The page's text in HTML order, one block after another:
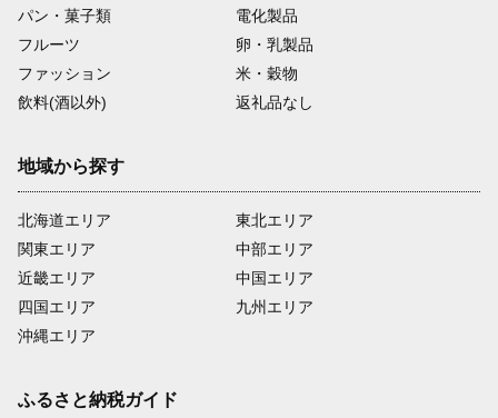
パン・菓子類
電化製品
フルーツ
卵・乳製品
ファッション
米・穀物
飲料(酒以外)
返礼品なし
地域から探す
北海道エリア
関東エリア
近畿エリア
四国エリア
沖縄エリア
東北エリア
中部エリア
中国エリア
九州エリア
ふるさと納税ガイド